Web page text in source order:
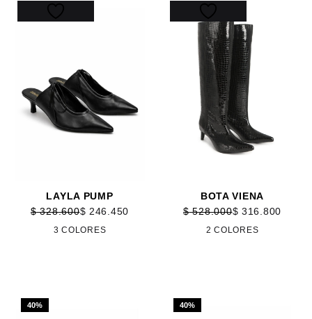
LAYLA PUMP
$ 246.450
$328.600
3 COLORES
BOTA VIENA
$ 316.800
$528.000
2 COLORES
40% 40%